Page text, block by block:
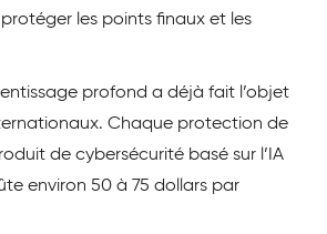
les points finaux et les
profond a déjà fait l’objet
Chaque protection de
de cybersécurité basé sur l’IA
environ 50 à 75 dollars par